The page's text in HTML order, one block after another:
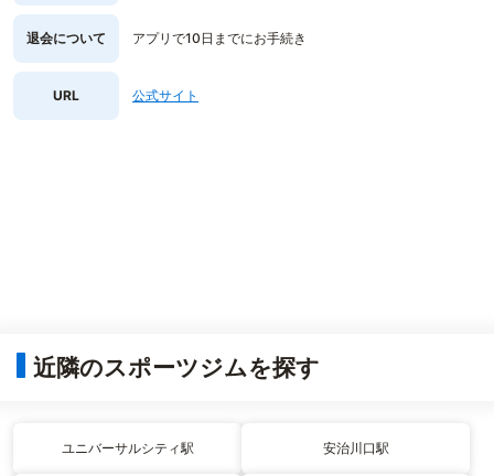
退会について アプリで10日までにお手続き
URL 公式サイト
近隣のスポーツジムを探す
ユニバーサルシティ駅 安治川口駅